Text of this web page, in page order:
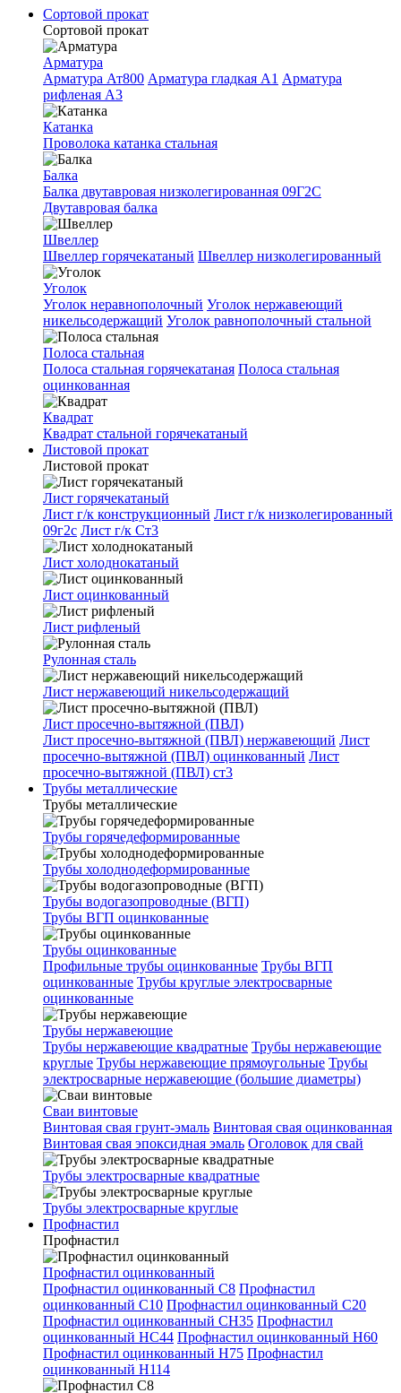
Сортовой прокат
Сортовой прокат
Арматура
Арматура Ат800 Арматура гладкая A1 Арматура
рифленая A3
Катанка
Проволока катанка стальная
Балка
Балка двутавровая низколегированная 09Г2С
Двутавровая балка
Швеллер
Швеллер горячекатаный Швеллер низколегированный
Уголок
Уголок неравнополочный Уголок нержавеющий
никельсодержащий Уголок равнополочный стальной
Полоса стальная
Полоса стальная горячекатаная Полоса стальная
оцинкованная
Квадрат
Квадрат стальной горячекатаный
Листовой прокат
Листовой прокат
Лист горячекатаный
Лист г/к конструкционный Лист г/к низколегированный
09г2с Лист г/к Ст3
Лист холоднокатаный
Лист оцинкованный
Лист рифленый
Рулонная сталь
Лист нержавеющий никельсодержащий
Лист просечно-вытяжной (ПВЛ)
Лист просечно-вытяжной (ПВЛ) нержавеющий Лист
просечно-вытяжной (ПВЛ) оцинкованный Лист
просечно-вытяжной (ПВЛ) ст3
Трубы металлические
Трубы металлические
Трубы горячедеформированные
Трубы холоднодеформированные
Трубы водогазопроводные (ВГП)
Трубы ВГП оцинкованные
Трубы оцинкованные
Профильные трубы оцинкованные Трубы ВГП
оцинкованные Трубы круглые электросварные
оцинкованные
Трубы нержавеющие
Трубы нержавеющие квадратные Трубы нержавеющие
круглые Трубы нержавеющие прямоугольные Трубы
электросварные нержавеющие (большие диаметры)
Сваи винтовые
Винтовая свая грунт-эмаль Винтовая свая оцинкованная
Винтовая свая эпоксидная эмаль Оголовок для свай
Трубы электросварные квадратные
Трубы электросварные круглые
Профнастил
Профнастил
Профнастил оцинкованный
Профнастил оцинкованный С8 Профнастил
оцинкованный С10 Профнастил оцинкованный С20
Профнастил оцинкованный СН35 Профнастил
оцинкованный НС44 Профнастил оцинкованный Н60
Профнастил оцинкованный Н75 Профнастил
оцинкованный Н114